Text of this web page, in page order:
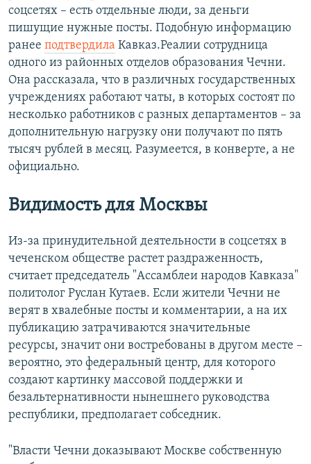
соцсетях – есть отдельные люди, за деньги
пишущие нужные посты. Подобную информацию
ранее подтвердила Кавказ.Реалии сотрудница
одного из районных отделов образования Чечни.
Она рассказала, что в различных государственных
учреждениях работают чаты, в которых состоят по
несколько работников с разных департаментов – за
дополнительную нагрузку они получают по пять
тысяч рублей в месяц. Разумеется, в конверте, а не
официально.
Видимость для Москвы
Из-за принудительной деятельности в соцсетях в
чеченском обществе растет раздраженность,
считает председатель "Ассамблеи народов Кавказа"
политолог Руслан Кутаев. Если жители Чечни не
верят в хвалебные посты и комментарии, а на их
публикацию затрачиваются значительные
ресурсы, значит они востребованы в другом месте –
вероятно, это федеральный центр, для которого
создают картинку массовой поддержки и
безальтернативности нынешнего руководства
республики, предполагает собседник.
"Власти Чечни доказывают Москве собственную